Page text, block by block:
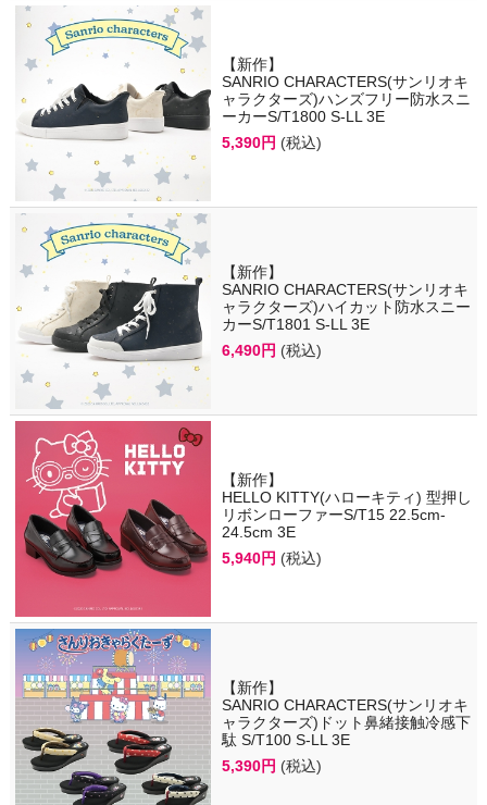
【新作】
SANRIO CHARACTERS(サンリオキ
ャラクターズ)ハンズフリー防水スニ
ーカーS/T1800 S-LL 3E
5,390円 (税込)
【新作】
SANRIO CHARACTERS(サンリオキ
ャラクターズ)ハイカット防水スニー
カーS/T1801 S-LL 3E
6,490円 (税込)
【新作】
HELLO KITTY(ハローキティ) 型押し
リボンローファーS/T15 22.5cm-
24.5cm 3E
5,940円 (税込)
【新作】
SANRIO CHARACTERS(サンリオキ
ャラクターズ)ドット鼻緒接触冷感下
駄 S/T100 S-LL 3E
5,390円 (税込)